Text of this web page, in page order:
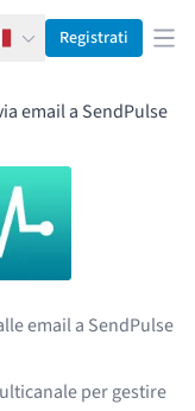
ItalianoRegistrati
email a SendPulse
email a SendPulse
per gestire